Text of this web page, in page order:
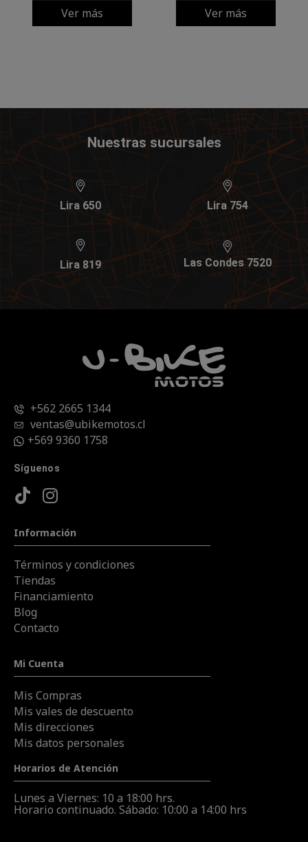
Ver más Ver más
Nuestras sucursales
Lira 650 Lira 754
Lira 819 Las Condes 7520
+562 2665 1344
ventas@ubikemotos.cl
+569 9360 1758
Síguenos
Información
Términos y condiciones
Tiendas
Financiamiento
Blog
Contacto
Mi Cuenta
Mis Compras
Mis vales de descuento
Mis direcciones
Mis datos personales
Horarios de Atención
Lunes a Viernes: 10 a 18:00 hrs.
Horario continuado. Sábado: 10:00 a 14:00 hrs